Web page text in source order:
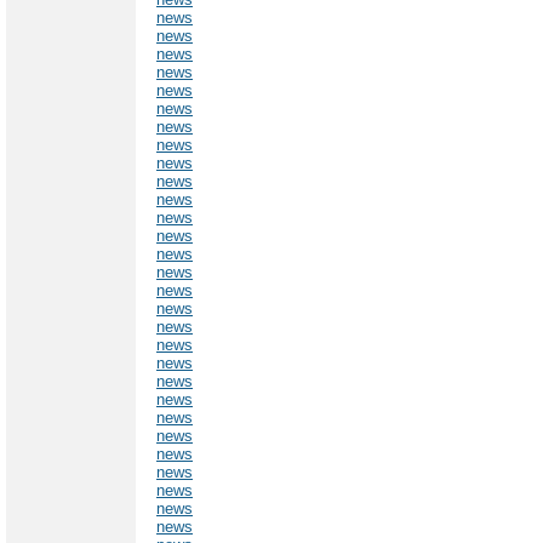
news
news
news
news
news
news
news
news
news
news
news
news
news
news
news
news
news
news
news
news
news
news
news
news
news
news
news
news
news